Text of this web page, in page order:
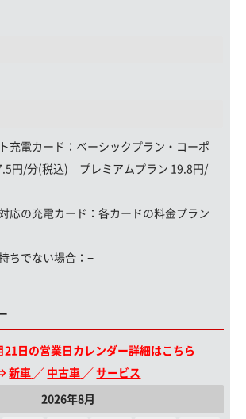
充電カード ：ベーシックプラン・コーポ
円/分(税込) プレミアムプラン 19.8円/
応の充電カード：各カードの料金プラン
ちでない場合：−
21日の営業日カレンダー詳細はこちら
新車 ／ 中古車 ／サービス
2026年8月